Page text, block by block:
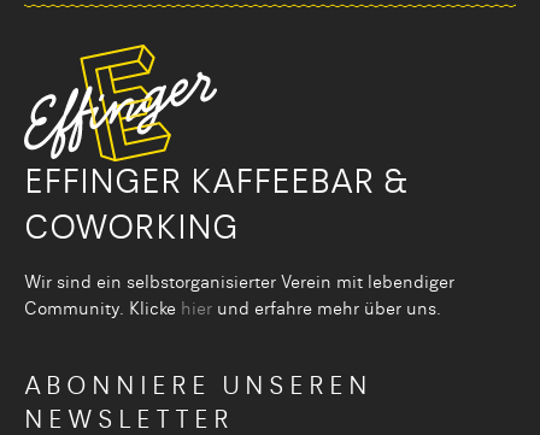
EFFINGER KAFFEEBAR &
COWORKING
Wir sind ein selbstorganisier­ter Verein mit lebendiger
Community. Klicke hier und erfahre mehr über uns.
ABONNIERE UNSEREN
NEWSLETTER